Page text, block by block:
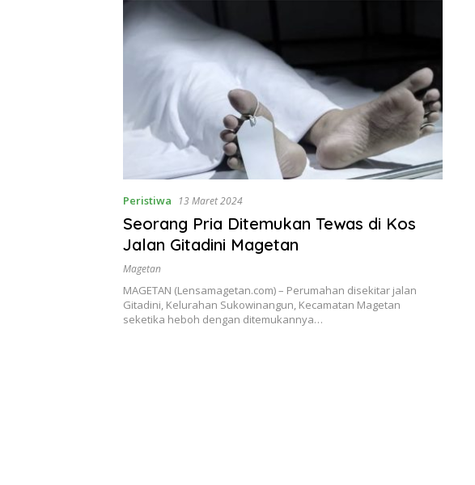
Peristiwa 13 Maret 2024
Seorang Pria Ditemukan Tewas di Kos
Jalan Gitadini Magetan
Magetan
MAGETAN (Lensamagetan.com) – Perumahan disekitar jalan
Gitadini, Kelurahan Sukowinangun, Kecamatan Magetan
seketika heboh dengan ditemukannya…